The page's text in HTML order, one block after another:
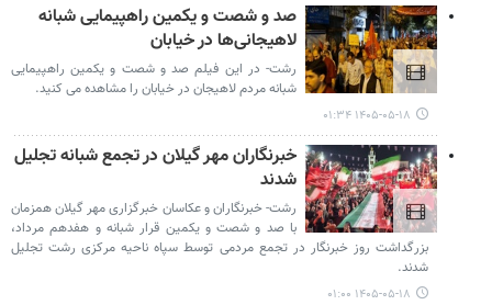
صد و شصت و یکمین راهپیمایی شبانه
لاهیجانی‌ها در خیابان
رشت- در این فیلم صد و شصت و یکمین راهپیمایی
شبانه مردم لاهیجان در خیابان را مشاهده می کنید.
۱۴۰۵-۰۵-۱۸ ۰۱:۳۴
خبرنگاران مهر گیلان در تجمع شبانه تجلیل
شدند
رشت- خبرنگاران و عکاسان خبرگزاری مهر گیلان همزمان
با صد و شصت و یکمین قرار شبانه و هفدهم مرداد،
بزرگداشت روز خبرنگار در تجمع مردمی توسط سپاه ناحیه مرکزی رشت تجلیل
شدند.
۱۴۰۵-۰۵-۱۸ ۰۱:۰۰